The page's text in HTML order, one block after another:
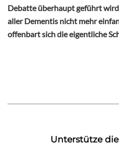
Debatte überhaupt geführt
aller Dementis nicht mehr
offenbart sich die eigentliche
Unterstütze